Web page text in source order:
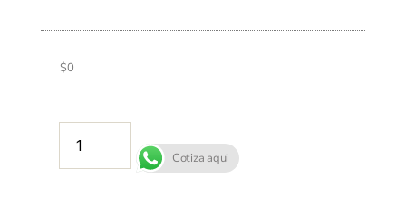
$0
Cotiza aqui